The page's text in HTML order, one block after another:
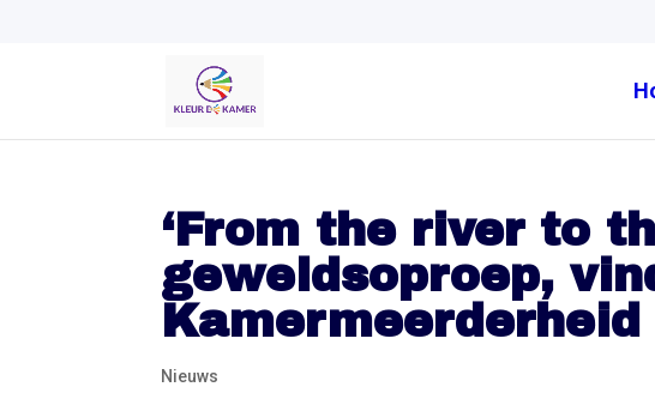
‘From the river to
geweldsoproep,
Kamermeerderheid
Nieuws